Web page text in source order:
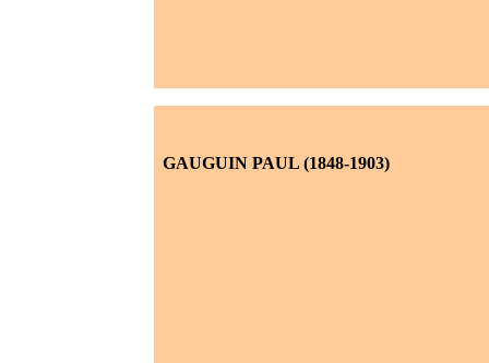
GAUGUIN PAUL (1848-1903)